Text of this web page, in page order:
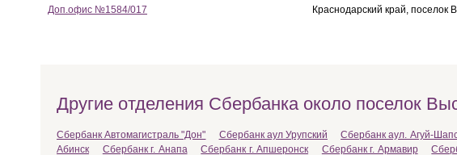
Доп.офис №1584/017
Краснодарский край, поселок
Другие отделения Сбербанка около поселок
Сбербанк Автомагистраль "Дон" Сбербанк аул Урупский Сбербанк аул. Агуй-
Абинск
Сбербанк г. Анапа Сбербанк г. Апшеронск Сбербанк г. Армавир